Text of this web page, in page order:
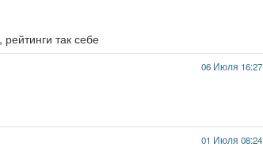
так себе
06 Июля 16:27
01 Июля 08:24